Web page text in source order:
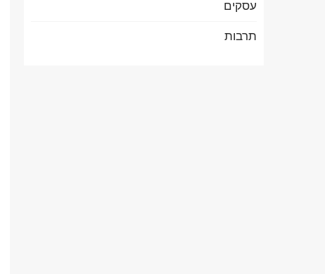
עסקים
תרבות